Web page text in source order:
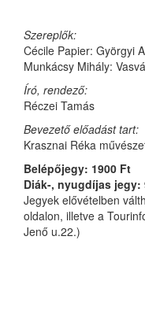
Szereplők:
Cécile Papier: Györgyi
Munkácsy Mihály:
Író, rendező:
Réczei Tamás
Bevezető előadást tart:
Krasznai Réka
Belépőjegy: 1900 Ft
Diák-, nyugdíjas jegy:
Jegyek elővételben
oldalon, illetve a
Jenő u.22.)